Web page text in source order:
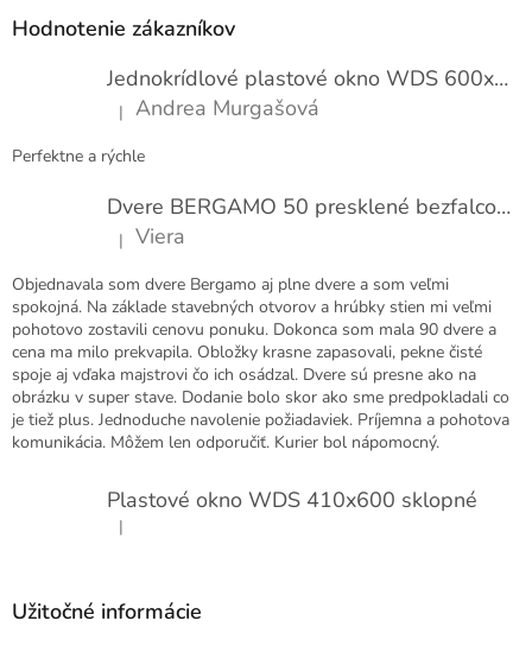
Hodnotenie zákazníkov
Jednokrídlové plastové okno WDS 600x1000
Hodnotenie produktu je 5 z 5 hviezdičiek.
| Andrea Murgašová
Perfektne a rýchle
Dvere BERGAMO 50 presklené bezfalcové EXTRA
Hodnotenie produktu je 5 z 5 hviezdičiek.
| Viera
Objednavala som dvere Bergamo aj plne dvere a som veľmi
spokojná. Na základe stavebných otvorov a hrúbky stien mi veľmi
pohotovo zostavili cenovu ponuku. Dokonca som mala 90 dvere a
cena ma milo prekvapila. Obložky krasne zapasovali, pekne čisté
spoje aj vďaka majstrovi čo ich osádzal. Dvere sú presne ako na
obrázku v super stave. Dodanie bolo skor ako sme predpokladali co
je tiež plus. Jednoduche navolenie požiadaviek. Príjemna a pohotova
komunikácia. Môžem len odporučiť. Kurier bol nápomocný.
Plastové okno WDS 410x600 sklopné
Hodnotenie produktu je 5 z 5 hviezdičiek.
|
Užitočné informácie